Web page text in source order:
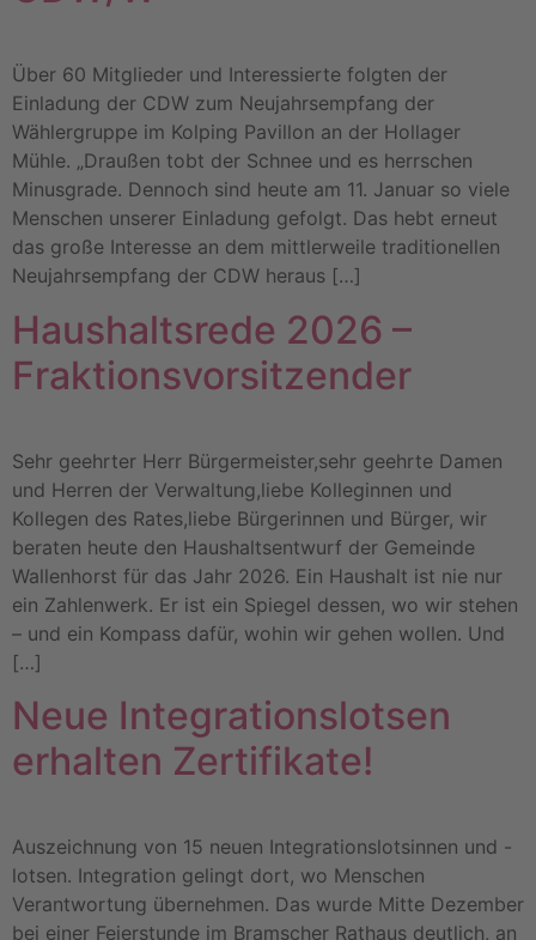
Über 60 Mitglieder und Interessierte folgten der
Einladung der CDW zum Neujahrsempfang der
Wählergruppe im Kolping Pavillon an der Hollager
Mühle. „Draußen tobt der Schnee und es herrschen
Minusgrade. Dennoch sind heute am 11. Januar so viele
Menschen unserer Einladung gefolgt. Das hebt erneut
das große Interesse an dem mittlerweile traditionellen
Neujahrsempfang der CDW heraus […]
Haushaltsrede 2026 –
Fraktionsvorsitzender
Sehr geehrter Herr Bürgermeister,sehr geehrte Damen
und Herren der Verwaltung,liebe Kolleginnen und
Kollegen des Rates,liebe Bürgerinnen und Bürger, wir
beraten heute den Haushaltsentwurf der Gemeinde
Wallenhorst für das Jahr 2026. Ein Haushalt ist nie nur
ein Zahlenwerk. Er ist ein Spiegel dessen, wo wir stehen
– und ein Kompass dafür, wohin wir gehen wollen. Und
[…]
Neue Integrationslotsen
erhalten Zertifikate!
Auszeichnung von 15 neuen Integrationslotsinnen und -
lotsen. Integration gelingt dort, wo Menschen
Verantwortung übernehmen. Das wurde Mitte Dezember
bei einer Feierstunde im Bramscher Rathaus deutlich, an